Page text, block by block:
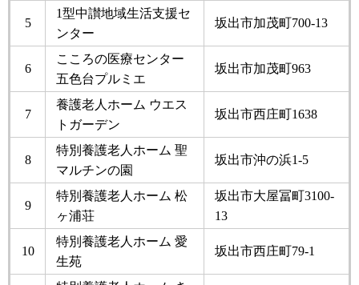
5
1型中讃地域生活支援セ
ンター
坂出市加茂町700-13
6
こころの医療センター
五色台プルミエ
坂出市加茂町963
7
養護老人ホーム ウエス
トガーデン
坂出市西庄町1638
8
特別養護老人ホーム 聖
マルチンの園
坂出市沖の浜1-5
9
特別養護老人ホーム 松
ヶ浦荘
坂出市大屋冨町3100-
13
10
特別養護老人ホーム 愛
生苑
坂出市西庄町79-1